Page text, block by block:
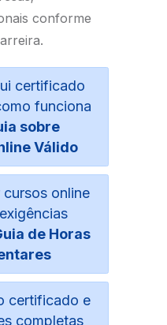
conforme
certificado
funciona
sobre
Válido
online
de Horas
certificado e
completas